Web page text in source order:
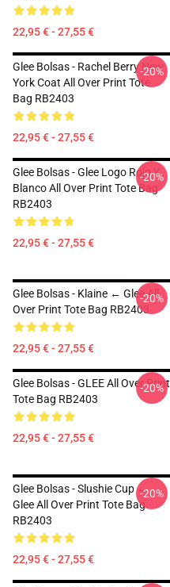
22,95 € - 27,55 €
Glee Bolsas - Rachel Berry New
York Coat All Over Print Tote
Bag RB2403
22,95 € - 27,55 €
-20%
Glee Bolsas - Glee Logo Rojo Y
Blanco All Over Print Tote Bag
RB2403
22,95 € - 27,55 €
-20%
Glee Bolsas - Klaine ← Glee All
Over Print Tote Bag RB2403
22,95 € - 27,55 €
-20%
Glee Bolsas - GLEE All Over Print
Tote Bag RB2403
22,95 € - 27,55 €
-20%
Glee Bolsas - Slushie Cup ←
Glee All Over Print Tote Bag
RB2403
22,95 € - 27,55 €
-20%